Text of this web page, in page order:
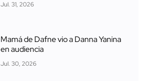
Jul. 31, 2026
Mamá de Dafne vio a Danna Yanina
en audiencia
Jul. 30, 2026